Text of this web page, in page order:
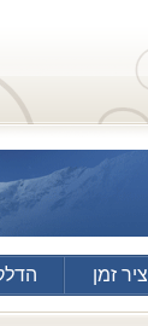
ציר זמן